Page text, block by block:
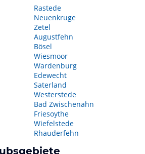
Rastede
Neuenkruge
Zetel
Augustfehn
Bösel
Wiesmoor
Wardenburg
Edewecht
Saterland
Westerstede
Bad Zwischenahn
Friesoythe
Wiefelstede
Rhauderfehn